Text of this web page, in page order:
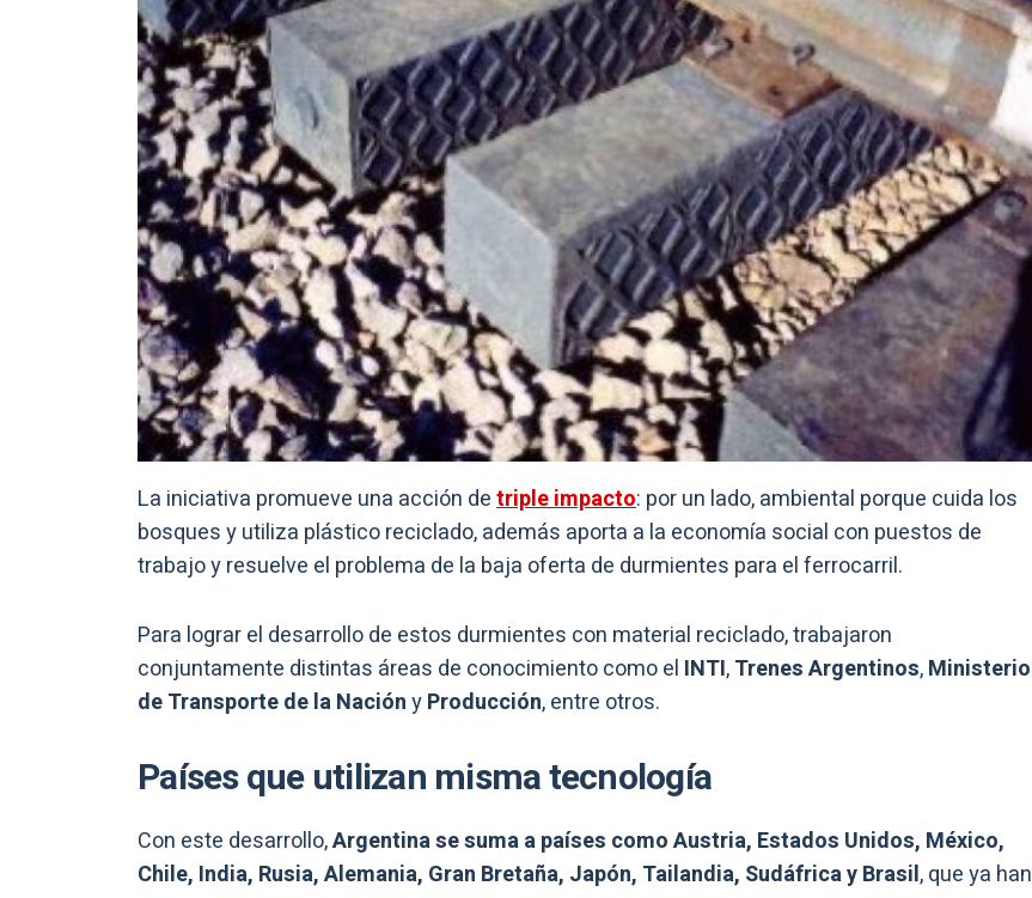
La iniciativa promueve una acción detriple impacto: por un lado, ambiental porque cuida los
bosques y utiliza plástico reciclado, además aporta a la economía social con puestos de
trabajo y resuelve el problema de la baja oferta de durmientes para el ferrocarril.
Para lograr el desarrollo de estos durmientes con material reciclado, trabajaron
conjuntamente distintas áreas de conocimiento como el INTI,Trenes Argentinos,Ministerio
de Transporte de la NaciónyProducción, entre otros.
Países que utilizan misma tecnología
Con este desarrollo,Argentina se suma a países como Austria, Estados Unidos, México,
Chile, India, Rusia, Alemania, Gran Bretaña, Japón, Tailandia, Sudáfrica y Brasil, que ya han